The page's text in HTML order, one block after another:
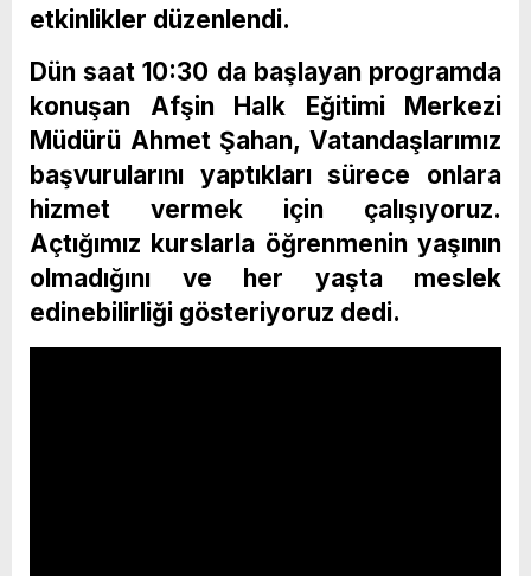
etkinlikler düzenlendi.
Dün saat 10:30 da başlayan programda
konuşan Afşin Halk Eğitimi Merkezi
Müdürü Ahmet Şahan, Vatandaşlarımız
başvurularını yaptıkları sürece onlara
hizmet vermek için çalışıyoruz.
Açtığımız kurslarla öğrenmenin yaşının
olmadığını ve her yaşta meslek
edinebilirliği gösteriyoruz dedi.